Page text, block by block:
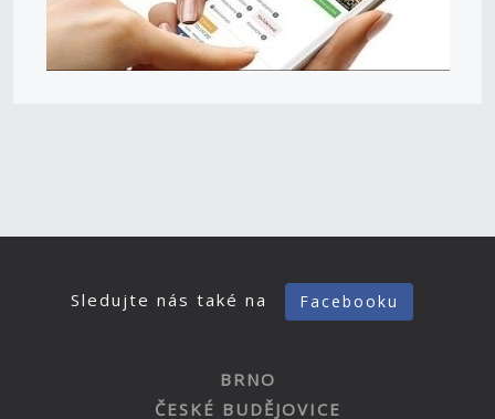
Sledujte nás také na Facebooku
BRNO
ČESKÉ BUDĚJOVICE